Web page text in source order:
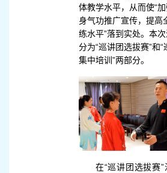
体教学水平，从而使“
身气功推广宣传，提高
练水平”落到实处。本
分为“巡讲团选拔赛”和“
集中培训”两部分。
在“巡讲团选拔赛”